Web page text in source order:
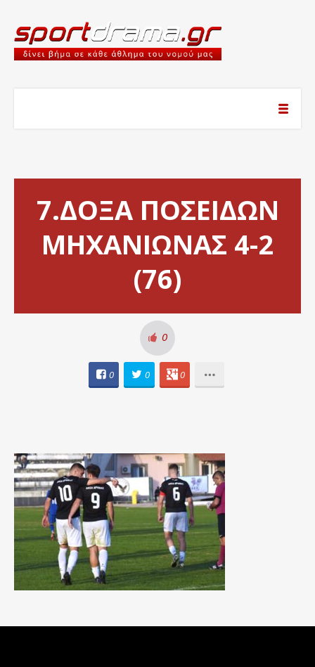
7.ΔΟΞΑ ΠΟΣΕΙΔΩΝ
ΜΗΧΑΝΙΩΝΑΣ 4-2
(76)
0
0 0 0